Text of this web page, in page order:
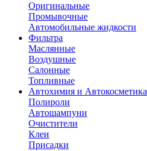
Оригинальные
Промывочные
Автомобильные жидкости
Фильтра
Маслянные
Воздушные
Салонные
Топливные
Автохимия и Автокосметика
Полироли
Автошампуни
Очистители
Клеи
Присадки